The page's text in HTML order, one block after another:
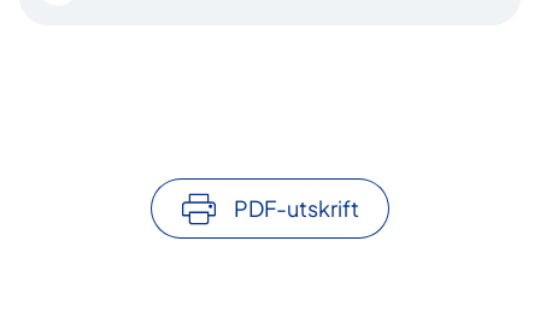
PDF-utskrift